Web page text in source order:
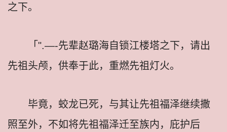
之下。
「".—-先辈赵璐海自锁江楼塔之下，请出
先祖头颅，供奉于此，重燃先祖灯火。
毕竟，蛟龙已死，与其让先祖福泽继续撒
照至外，不如将先祖福泽迁至族内，庇护后